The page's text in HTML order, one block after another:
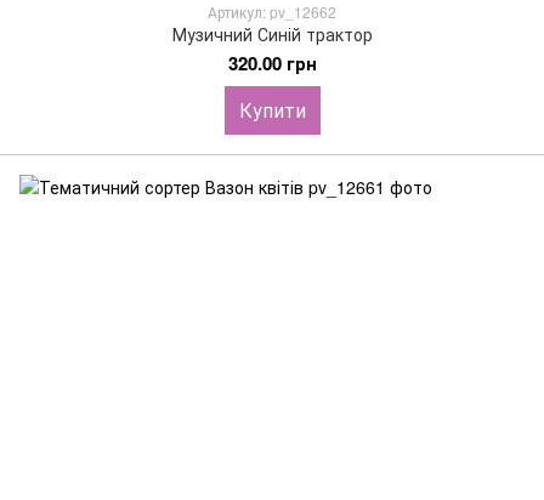
Артикул: pv_12662
Музичний Синій трактор
320.00 грн
Купити